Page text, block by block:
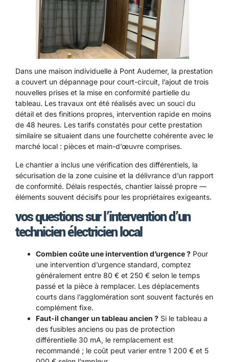
Dans une maison individuelle à Pont Audemer, la prestation
a couvert un dépannage pour court-circuit, l’ajout de trois
nouvelles prises et la mise en conformité partielle du
tableau. Les travaux ont été réalisés avec un souci du
détail et des finitions propres, intervention rapide en moins
de 48 heures. Les tarifs constatés pour cette prestation
similaire se situaient dans une fourchette cohérente avec le
marché local : pièces et main-d’œuvre comprises.
Le chantier a inclus une vérification des différentiels, la
sécurisation de la zone cuisine et la délivrance d’un rapport
de conformité. Délais respectés, chantier laissé propre —
éléments souvent décisifs pour les propriétaires exigeants.
vos questions sur l’intervention d’un
technicien électricien local
Combien coûte une intervention d’urgence ? Pour
une intervention d’urgence standard, comptez
généralement entre 80 € et 250 € selon le temps
passé et la pièce à remplacer. Les déplacements
courts dans l’agglomération sont souvent facturés en
complément fixe.
Faut-il changer un tableau ancien ? Si le tableau a
des fusibles anciens ou pas de protection
différentielle 30 mA, le remplacement est
recommandé ; le coût peut varier entre 1 200 € et 5